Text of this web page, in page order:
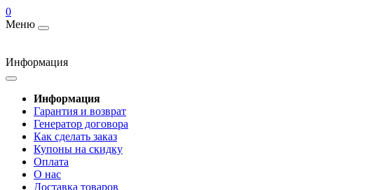
0
Меню
Информация
Информация
Гарантия и возврат
Генератор договора
Как сделать заказ
Купоны на скидку
Оплата
О нас
Доставка товаров